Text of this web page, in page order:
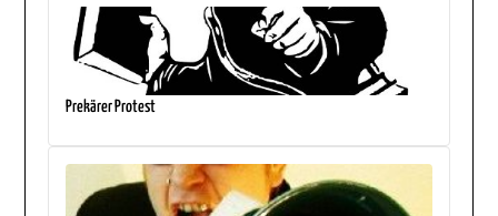
Prekärer Protest